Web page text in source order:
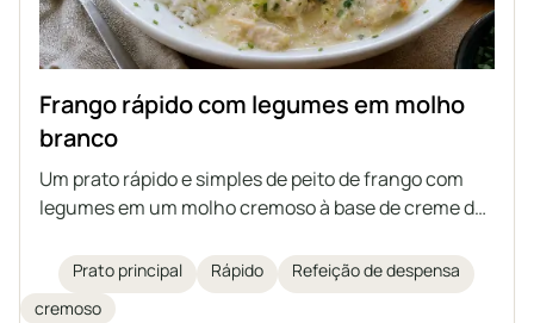
Frango rápido com legumes em molho
branco
Um prato rápido e simples de peito de frango com
legumes em um molho cremoso à base de creme de
almoço rápido, para servir com arroz, massa ou
batatas.
Prato principal Rápido
Refeição de despensa
cremoso